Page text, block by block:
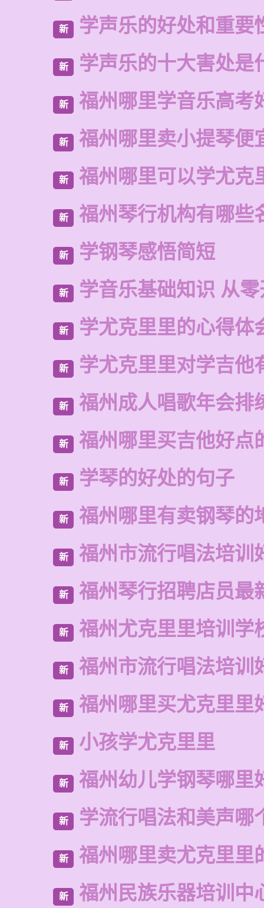
新 学声乐的好处和重要
新 学声乐的十大害处是
新 福州哪里学音乐高考
新 福州哪里卖小提琴便
新 福州哪里可以学尤克
新 福州琴行机构有哪些
新 学钢琴感悟简短
新 学音乐基础知识 从
新 学尤克里里的心得体
新 学尤克里里对学吉他
新 福州成人唱歌年会排
新 福州哪里买吉他好点
新 学琴的好处的句子
新 福州哪里有卖钢琴的
新 福州市流行唱法培训
新 福州琴行招聘店员最
新 福州尤克里里培训学
新 福州市流行唱法培训
新 福州哪里买尤克里里
新 小孩学尤克里里
新 福州幼儿学钢琴哪里
新 学流行唱法和美声哪
新 福州哪里卖尤克里里
新 福州民族乐器培训中